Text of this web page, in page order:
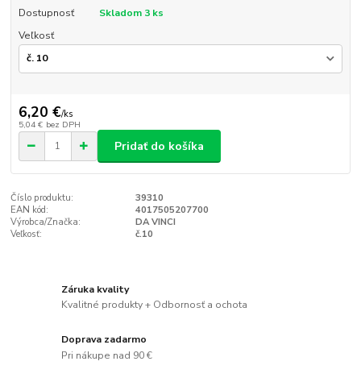
Dostupnosť
Skladom 3 ks
Veľkosť
6,20 €/ks
5,04 € bez DPH
Pridať do košíka
Číslo produktu:
39310
EAN kód:
4017505207700
Výrobca/Značka:
DA VINCI
Veľkosť:
č.10
Záruka kvality
Kvalitné produkty + Odbornosť a ochota
Doprava zadarmo
Pri nákupe nad 90 €